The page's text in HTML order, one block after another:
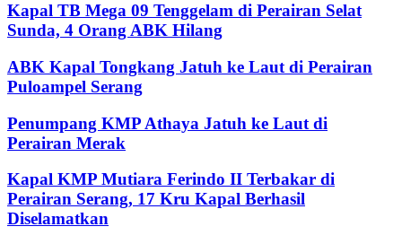
Kapal TB Mega 09 Tenggelam di Perairan Selat
Sunda, 4 Orang ABK Hilang
ABK Kapal Tongkang Jatuh ke Laut di Perairan
Puloampel Serang
Penumpang KMP Athaya Jatuh ke Laut di
Perairan Merak
Kapal KMP Mutiara Ferindo II Terbakar di
Perairan Serang, 17 Kru Kapal Berhasil
Diselamatkan